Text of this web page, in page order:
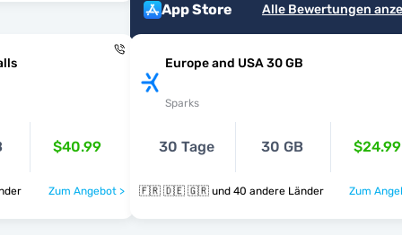
App Store Alle Bewertungen
$40.99
Zum Angebot >
Europe and USA 30 GB
Sparks
30 Tage 30 GB $24.99
🇫🇷 🇩🇪 🇬🇷 und 40 andere Länder Zum